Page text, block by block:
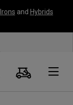
Irons and Hybrids
Panier